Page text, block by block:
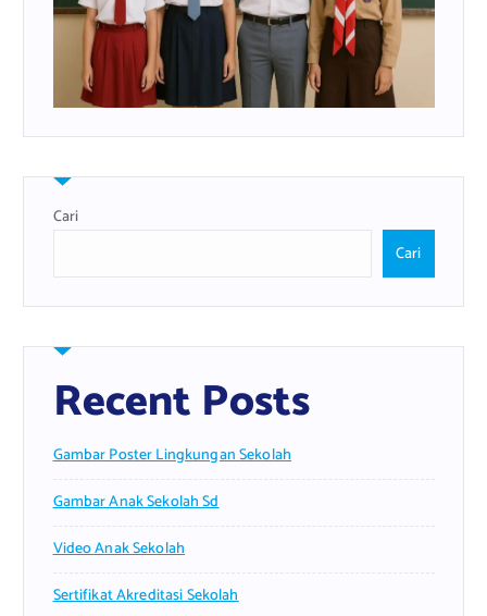
Cari
Cari
Recent Posts
Gambar Poster Lingkungan Sekolah
Gambar Anak Sekolah Sd
Video Anak Sekolah
Sertifikat Akreditasi Sekolah